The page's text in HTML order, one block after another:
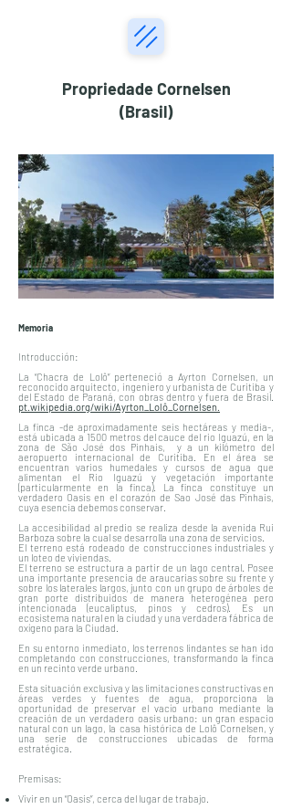
Propriedade Cornelsen
(Brasil)
Memoria
Introducción:
La “Chacra de Lolô” perteneció a Ayrton Cornelsen, un
reconocido arquitecto, ingeniero y urbanista de Curitiba y
del Estado de Paraná, con obras dentro y fuera de Brasil.
pt.wikipedia.org/wiki/Ayrton_Lolô_Cornelsen.
Lafinca -de aproximadamente seis hectáreas y media-,
está ubicada a 1500 metros del cauce del rio Iguazú, en la
zona de São José dos Pinhais, y a un kilómetro del
aeropuerto internacional de Curitiba. En el área se
encuentran varios humedales y cursos de agua que
alimentan el Rio Iguazú y vegetación importante
(particularmente en la finca). La finca constituye un
verdadero Oasis en el corazón de Sao José das Pinhais,
cuya esencia debemos conservar.
La accesibilidad al predio se realiza desde la avenida Rui
Barboza sobre la cual se desarrolla una zona de servicios.
El terreno está rodeado de construcciones industriales y
un loteo de viviendas.
El terreno se estructura a partir de un lago central. Posee
una importante presencia de araucarias sobre su frente y
sobre los laterales largos, junto con un grupo de árboles de
gran porte distribuidos de manera heterogénea pero
intencionada (eucaliptus, pinos y cedros). Es un
ecosistema natural en la ciudad y una verdadera fábrica de
oxígeno para la Ciudad.
En su entorno inmediato, los terrenos lindantes se han ido
completando con construcciones, transformando la finca
en un recinto verde urbano.
Esta situación exclusiva y las limitaciones constructivas en
áreas verdes y fuentes de agua, proporciona la
oportunidad de preservar el vacío urbano mediante la
creación de un verdadero oasis urbano: un gran espacio
natural con un lago, la casa histórica de Lolô Cornelsen, y
una serie de construcciones ubicadas de forma
estratégica.
Premisas:
Vivir en un “Oasis”, cerca del lugar de trabajo.